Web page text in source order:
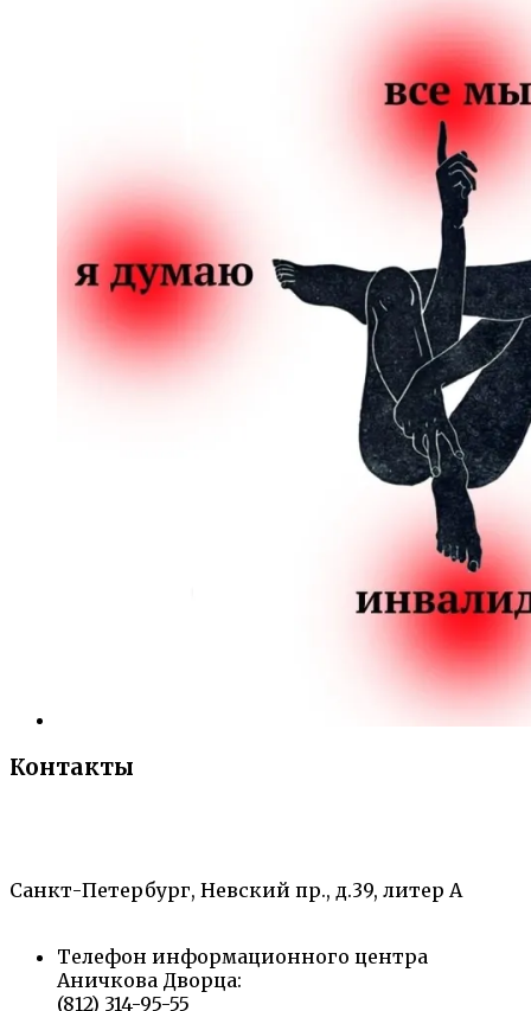
Контакты
Санкт-Петербург, Невский пр., д.39, литер А
Телефон информационного центра
Аничкова Дворца:
(812) 314-95-55